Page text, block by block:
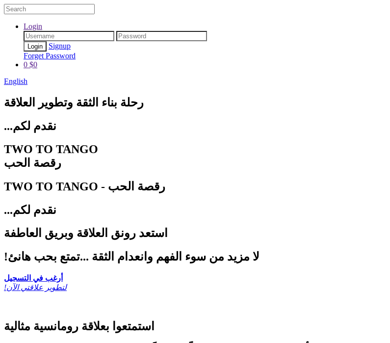
Login
Signup
Forget Password
0 $0
English
رحلة بناء الثقة وتطوير العلاقة
...نقدم لكم
TWO TO TANGO
رقصة الحب
TWO TO TANGO - رقصة الحب
...نقدم لكم
استعد رونق العلاقة وبريق العاطفة
لا مزيد من سوء الفهم وانعدام الثقة ...تمتع بحب هانئ!
أرغب في التسجيل
!لتطوير علاقتي الآن
استمتعوا بعلاقة رومانسية مثالية